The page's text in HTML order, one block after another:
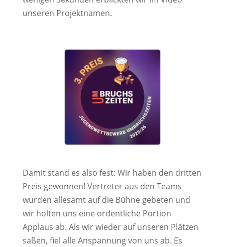
unseren Projektnamen.
Damit stand es also fest: Wir haben den dritten
Preis gewonnen! Vertreter aus den Teams
wurden allesamt auf die Bühne gebeten und
wir holten uns eine ordentliche Portion
Applaus ab. Als wir wieder auf unseren Plätzen
saßen, fiel alle Anspannung von uns ab. Es